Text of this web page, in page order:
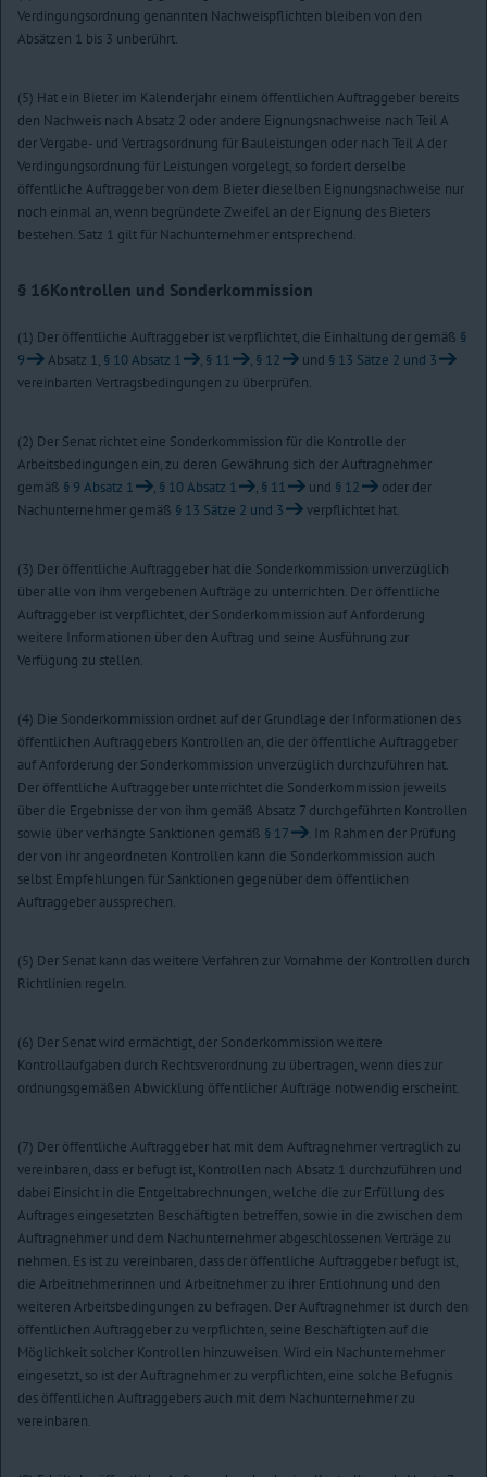
Verdingungsordnung genannten Nachweispflichten bleiben von den
Absätzen 1 bis 3 unberührt.
(5) Hat ein Bieter im Kalenderjahr einem öffentlichen Auftraggeber bereits
den Nachweis nach Absatz 2 oder andere Eignungsnachweise nach Teil A
der Vergabe- und Vertragsordnung für Bauleistungen oder nach Teil A der
Verdingungsordnung für Leistungen vorgelegt, so fordert derselbe
öffentliche Auftraggeber von dem Bieter dieselben Eignungsnachweise nur
noch einmal an, wenn begründete Zweifel an der Eignung des Bieters
bestehen. Satz 1 gilt für Nachunternehmer entsprechend.
§ 16Kontrollen und Sonderkommission
(1) Der öffentliche Auftraggeber ist verpflichtet, die Einhaltung der gemäß §
9
Absatz 1, § 10 Absatz 1 , § 11 , § 12 und § 13 Sätze 2 und 3
vereinbarten Vertragsbedingungen zu überprüfen.
(2) Der Senat richtet eine Sonderkommission für die Kontrolle der
Arbeitsbedingungen ein, zu deren Gewährung sich der Auftragnehmer
gemäß § 9 Absatz 1 , § 10 Absatz 1 , § 11 und § 12
oder der
Nachunternehmer gemäß § 13 Sätze 2 und 3 verpflichtet hat.
(3) Der öffentliche Auftraggeber hat die Sonderkommission unverzüglich
über alle von ihm vergebenen Aufträge zu unterrichten. Der öffentliche
Auftraggeber ist verpflichtet, der Sonderkommission auf Anforderung
weitere Informationen über den Auftrag und seine Ausführung zur
Verfügung zu stellen.
(4) Die Sonderkommission ordnet auf der Grundlage der Informationen des
öffentlichen Auftraggebers Kontrollen an, die der öffentliche Auftraggeber
auf Anforderung der Sonderkommission unverzüglich durchzuführen hat.
Der öffentliche Auftraggeber unterrichtet die Sonderkommission jeweils
über die Ergebnisse der von ihm gemäß Absatz 7 durchgeführten Kontrollen
sowie über verhängte Sanktionen gemäß § 17
. Im Rahmen der Prüfung
der von ihr angeordneten Kontrollen kann die Sonderkommission auch
selbst Empfehlungen für Sanktionen gegenüber dem öffentlichen
Auftraggeber aussprechen.
(5) Der Senat kann das weitere Verfahren zur Vornahme der Kontrollen durch
Richtlinien regeln.
(6) Der Senat wird ermächtigt, der Sonderkommission weitere
Kontrollaufgaben durch Rechtsverordnung zu übertragen, wenn dies zur
ordnungsgemäßen Abwicklung öffentlicher Aufträge notwendig erscheint.
(7) Der öffentliche Auftraggeber hat mit dem Auftragnehmer vertraglich zu
vereinbaren, dass er befugt ist, Kontrollen nach Absatz 1 durchzuführen und
dabei Einsicht in die Entgeltabrechnungen, welche die zur Erfüllung des
Auftrages eingesetzten Beschäftigten betreffen, sowie in die zwischen dem
Auftragnehmer und dem Nachunternehmer abgeschlossenen Verträge zu
nehmen. Es ist zu vereinbaren, dass der öffentliche Auftraggeber befugt ist,
die Arbeitnehmerinnen und Arbeitnehmer zu ihrer Entlohnung und den
weiteren Arbeitsbedingungen zu befragen. Der Auftragnehmer ist durch den
öffentlichen Auftraggeber zu verpflichten, seine Beschäftigten auf die
Möglichkeit solcher Kontrollen hinzuweisen. Wird ein Nachunternehmer
eingesetzt, so ist der Auftragnehmer zu verpflichten, eine solche Befugnis
des öffentlichen Auftraggebers auch mit dem Nachunternehmer zu
vereinbaren.